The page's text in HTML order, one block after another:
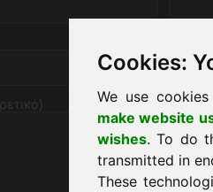
Cookies:
We use
make website
wishes. To do
transmitted in
These